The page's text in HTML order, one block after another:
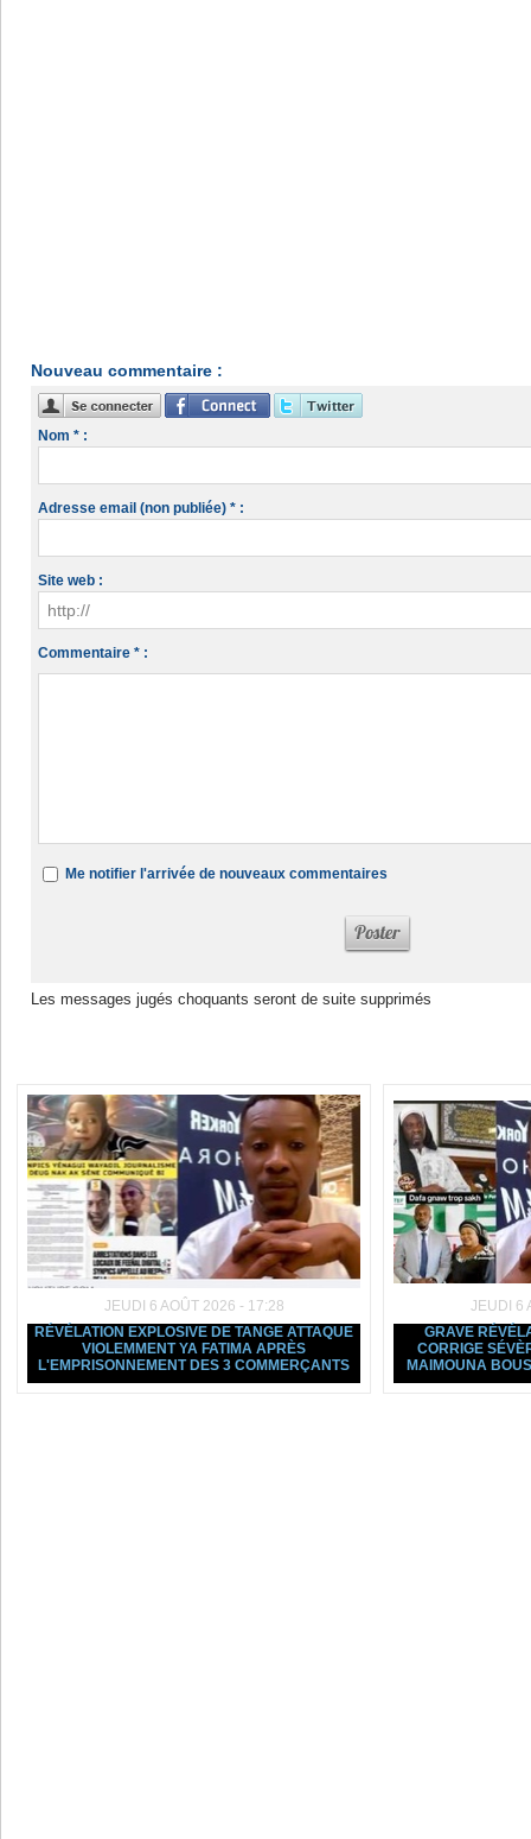
Nouveau commentaire :
Nom * :
Adresse email (non publiée) * :
Site web :
Commentaire * :
Me notifier l'arrivée de nouveaux commentaires
Les messages jugés choquants seront de suite supprimés
JEUDI 6 AOÛT 2026 - 17:28
RÉVÉLATION EXPLOSIVE DE TANGE ATTAQUE
VIOLEMMENT YA FATIMA APRÈS
L'EMPRISONNEMENT DES 3 COMMERÇANTS
JEUDI 6
GRAVE
CORRIGE
MAIMOUNA